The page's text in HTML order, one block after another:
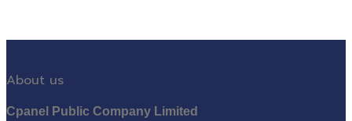
About us
Cpanel Public Company Limited